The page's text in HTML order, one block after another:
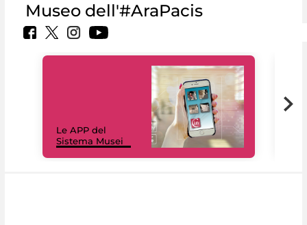
Museo dell'#AraPacis
Le APP del
Sistema Musei